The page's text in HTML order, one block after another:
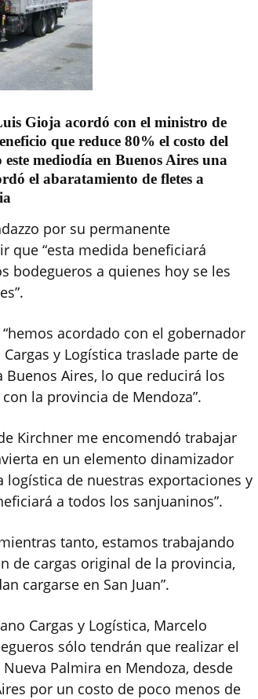
Gioja acordó con el ministro de
que reduce 80% el costo del
mediodía en Buenos Aires una
el abaratamiento de fletes a
por su permanente
que “esta medida beneficiará
bodegueros a quienes hoy se les
acordado con el gobernador
y Logística traslade parte de
Aires, lo que reducirá los
la provincia de Mendoza”.
Kirchner me encomendó trabajar
en un elemento dinamizador
de nuestras exportaciones y
a todos los sanjuaninos”.
tanto, estamos trabajando
de cargas original de la provincia,
cargarse en San Juan”.
Cargas y Logística, Marcelo
sólo tendrán que realizar el
Palmira en Mendoza, desde
por un costo de poco menos de